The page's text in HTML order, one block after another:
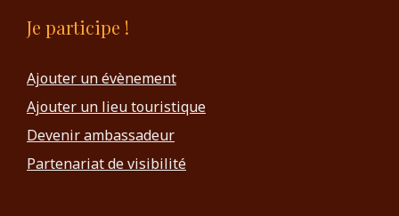
Je participe !
Ajouter un évènement
Ajouter un lieu touristique
Devenir ambassadeur
Partenariat de visibilité